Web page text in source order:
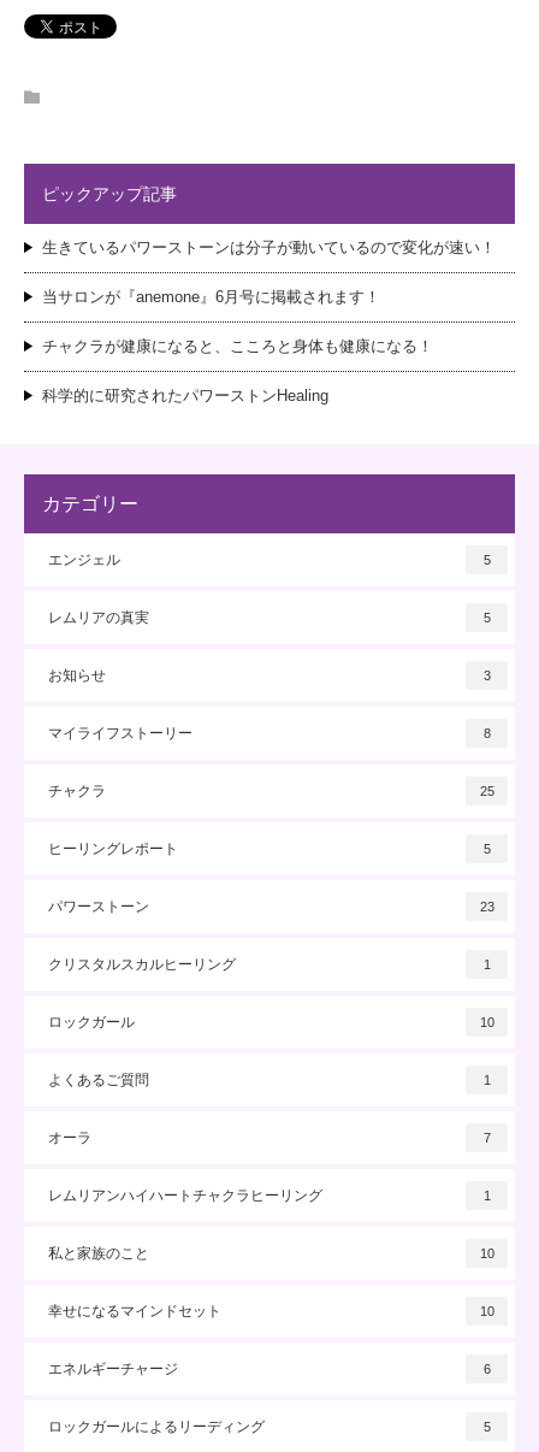
ピックアップ記事
生きているパワーストーンは分子が動いているので変化が速い！
当サロンが『anemone』6月号に掲載されます！
チャクラが健康になると、こころと身体も健康になる！
科学的に研究されたパワーストンHealing
カテゴリー
エンジェル 5
レムリアの真実 5
お知らせ 3
マイライフストーリー 8
チャクラ 25
ヒーリングレポート 5
パワーストーン 23
クリスタルスカルヒーリング 1
ロックガール 10
よくあるご質問 1
オーラ 7
レムリアンハイハートチャクラヒーリング 1
私と家族のこと 10
幸せになるマインドセット 10
エネルギーチャージ 6
ロックガールによるリーディング 5